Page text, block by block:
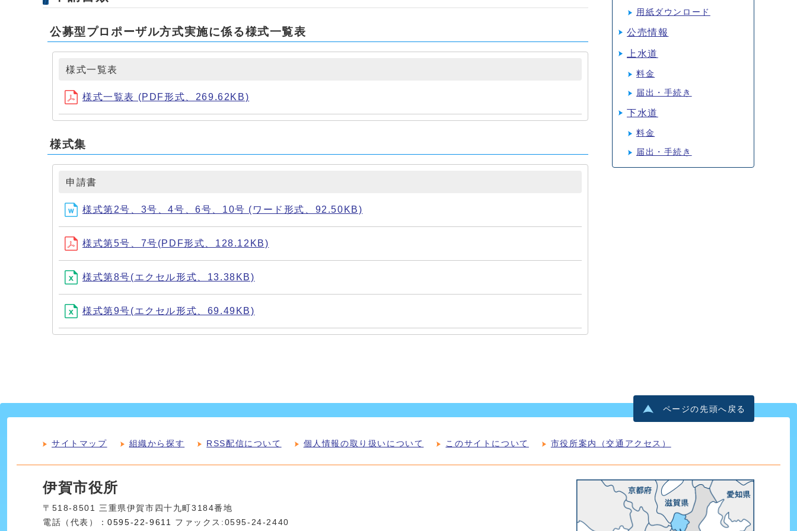
公募型プロポーザル方式実施に係る様式一覧表
様式一覧表
様式一覧表 (PDF形式、269.62KB)
様式集
申請書
様式第2号、3号、4号、6号、10号 (ワード形式、92.50KB)
様式第5号、7号(PDF形式、128.12KB)
様式第8号(エクセル形式、13.38KB)
様式第9号(エクセル形式、69.49KB)
用紙ダウンロード
公売情報
上水道
料金
届出・手続き
下水道
料金
届出・手続き
ページの先頭へ戻る
サイトマップ 組織から探す RSS配信について 個人情報の取り扱いについて このサイトについて 市役所案内（交通アクセス）
伊賀市役所
〒518-8501 三重県伊賀市四十九町3184番地
電話（代表）：0595-22-9611 ファックス:0595-24-2440